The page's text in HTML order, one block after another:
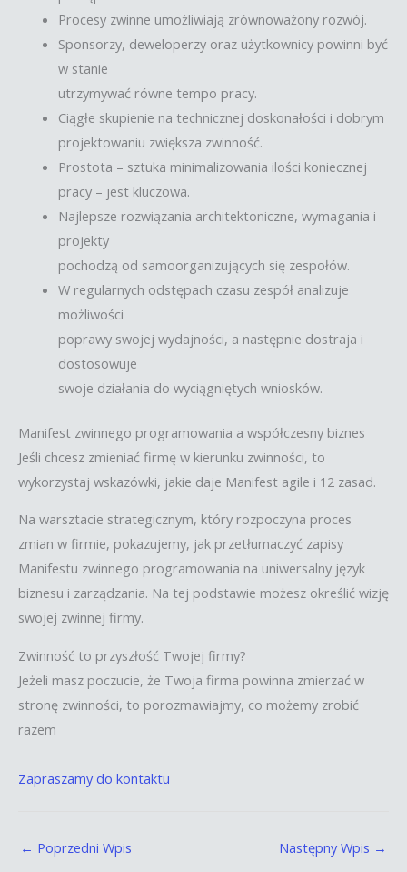
Procesy zwinne umożliwiają zrównoważony rozwój.
Sponsorzy, deweloperzy oraz użytkownicy powinni być
w stanie
utrzymywać równe tempo pracy.
Ciągłe skupienie na technicznej doskonałości i dobrym
projektowaniu zwiększa zwinność.
Prostota – sztuka minimalizowania ilości koniecznej
pracy – jest kluczowa.
Najlepsze rozwiązania architektoniczne, wymagania i
projekty
pochodzą od samoorganizujących się zespołów.
W regularnych odstępach czasu zespół analizuje
możliwości
poprawy swojej wydajności, a następnie dostraja i
dostosowuje
swoje działania do wyciągniętych wniosków.
Manifest zwinnego programowania a współczesny biznes
Jeśli chcesz zmieniać firmę w kierunku zwinności, to
wykorzystaj wskazówki, jakie daje Manifest agile i 12 zasad.
Na warsztacie strategicznym, który rozpoczyna proces
zmian w firmie, pokazujemy, jak przetłumaczyć zapisy
Manifestu zwinnego programowania na uniwersalny język
biznesu i zarządzania. Na tej podstawie możesz określić wizję
swojej zwinnej firmy.
Zwinność to przyszłość Twojej firmy?
Jeżeli masz poczucie, że Twoja firma powinna zmierzać w
stronę zwinności, to porozmawiajmy, co możemy zrobić
razem
Zapraszamy do kontaktu
← Poprzedni Wpis Następny Wpis →